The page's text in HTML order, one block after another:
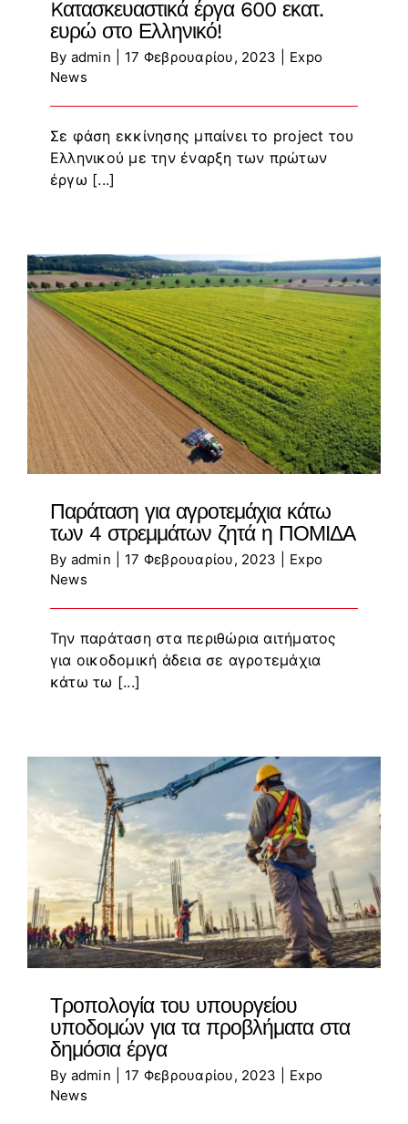
Kατασκευαστικά έργα 600 εκατ.
ευρώ στο Ελληνικό!
By admin 17 Φεβρουαρίου, 2023
Expo
News
Σε φάση εκκίνησης μπαίνει το project του
Ελληνικού με την έναρξη των πρώτων
έργω [...]
Παράταση για αγροτεμάχια κάτω
των 4 στρεμμάτων ζητά η ΠΟΜΙΔΑ
By admin 17 Φεβρουαρίου, 2023
Expo
News
Την παράταση στα περιθώρια αιτήματος
για οικοδομική άδεια σε αγροτεμάχια
κάτω τω [...]
Τροπολογία του υπουργείου
υποδομών για τα προβλήματα στα
δημόσια έργα
By admin 17 Φεβρουαρίου, 2023
Expo
News